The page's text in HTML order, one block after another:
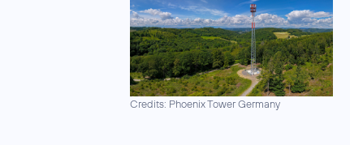
Credits: Phoenix Tower Germany